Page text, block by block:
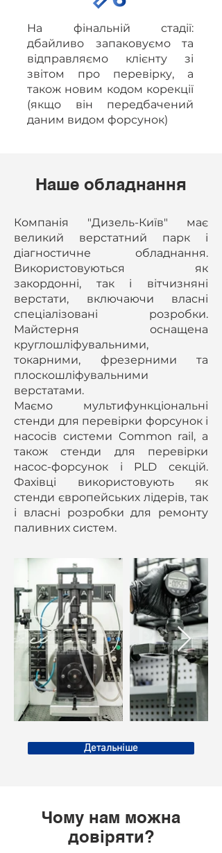
На фінальній стадії:
дбайливо запаковуємо та
відправляємо клієнту зі
звітом про перевірку, а
також новим кодом корекції
(якщо він передбачений
даним видом форсунок)
Наше обладнання
Компанія "Дизель-Київ" має
великий верстатний парк і
діагностичне обладнання.
Використовуються як
закордонні, так і вітчизняні
верстати, включаючи власні
спеціалізовані розробки.
Майстерня оснащена
круглошліфувальними,
токарними, фрезерними та
плоскошліфувальними
верстатами.
Маємо мультифункціональні
стенди для перевірки форсунок і
насосів системи Common rail, а
також стенди для перевірки
насос-форсунок і PLD секцій.
Фахівці використовують як
стенди європейських лідерів, так
і власні розробки для ремонту
паливних систем.
Детальніше
Чому нам можна
довіряти?